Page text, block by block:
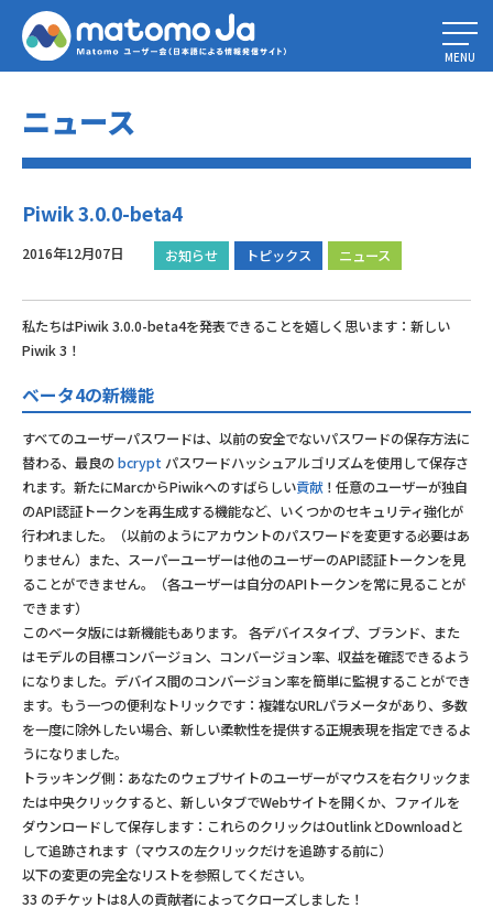
Home»
MENU
ニュース
Piwik 3.0.0-beta4
2016年12月07日 お知らせ トピックス ニュース
私たちはPiwik 3.0.0-beta4を発表できることを嬉しく思います：新しい
Piwik 3！
ベータ4の新機能
すべてのユーザーパスワードは、以前の安全でないパスワードの保存方法に
替わる、最良のbcrypt パスワードハッシュアルゴリズムを使用して保存さ
れます。新たにMarcからPiwikへのすばらしい貢献！任意のユーザーが独自
のAPI認証トークンを再生成する機能など、いくつかのセキュリティ強化が
行われました。（以前のようにアカウントのパスワードを変更する必要はあ
りません）また、スーパーユーザーは他のユーザーのAPI認証トークンを見
ることができません。（各ユーザーは自分のAPIトークンを常に見ることが
できます）
このベータ版には新機能もあります。 各デバイスタイプ、ブランド、また
はモデルの目標コンバージョン、コンバージョン率、収益を確認できるよう
になりました。デバイス間のコンバージョン率を簡単に監視することができ
ます。もう一つの便利なトリックです：複雑なURLパラメータがあり、多数
を一度に除外したい場合、新しい柔軟性を提供する正規表現を指定できるよ
うになりました。
トラッキング側：あなたのウェブサイトのユーザーがマウスを右クリックま
たは中央クリックすると、新しいタブでWebサイトを開くか、ファイルを
ダウンロードして保存します：これらのクリックはOutlinkとDownloadと
して追跡されます（マウスの左クリックだけを追跡する前に）
以下の変更の完全なリストを参照してください。
33 のチケットは8人の貢献者によってクローズしました！